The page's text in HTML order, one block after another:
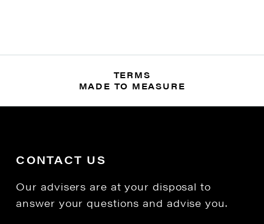
TERMS
MADE TO MEASURE
CONTACT US
Our advisers are at your disposal to
answer your questions and advise you.